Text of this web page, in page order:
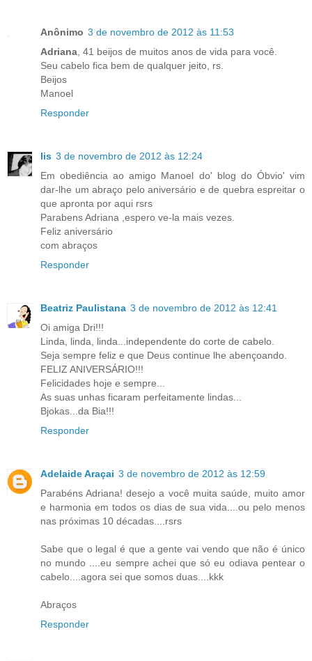
Anônimo 3 de novembro de 2012 às 11:53
Adriana, 41 beijos de muitos anos de vida para você.
Seu cabelo fica bem de qualquer jeito, rs.
Beijos
Manoel
Responder
lis 3 de novembro de 2012 às 12:24
Em obediência ao amigo Manoel do' blog do Óbvio' vim
dar-lhe um abraço pelo aniversário e de quebra espreitar o
que apronta por aqui rsrs
Parabens Adriana ,espero ve-la mais vezes.
Feliz aniversário
com abraços
Responder
Beatriz Paulistana 3 de novembro de 2012 às 12:41
Oi amiga Dri!!!
Linda, linda, linda...independente do corte de cabelo.
Seja sempre feliz e que Deus continue lhe abençoando.
FELIZ ANIVERSÁRIO!!!
Felicidades hoje e sempre...
As suas unhas ficaram perfeitamente lindas...
Bjokas...da Bia!!!
Responder
Adelaide Araçai 3 de novembro de 2012 às 12:59
Parabéns Adriana! desejo a você muita saúde, muito amor
e harmonia em todos os dias de sua vida....ou pelo menos
nas próximas 10 décadas....rsrs
Sabe que o legal é que a gente vai vendo que não é único
no mundo ....eu sempre achei que só eu odiava pentear o
cabelo....agora sei que somos duas....kkk
Abraços
Responder